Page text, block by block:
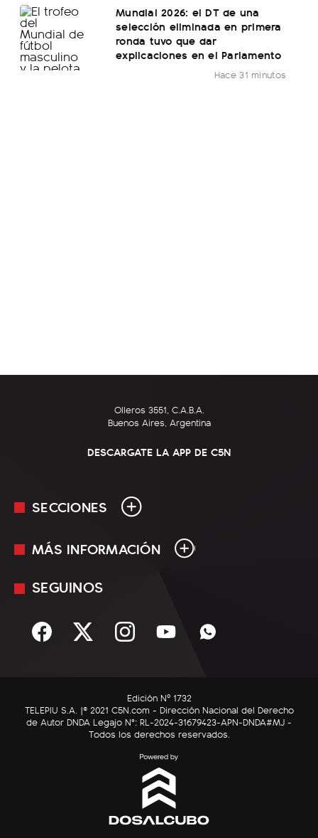
Mundial 2026: el DT de una
selección eliminada en primera
ronda tuvo que dar
explicaciones en el Parlamento
Hace 31 minutos
Olleros 3551, C.A.B.A.
Buenos Aires, Argentina
DESCARGATE LA APP DE C5N
SECCIONES
En Vivo
Sociedad
C5N Autos
RatingCero
MÁS INFORMACIÓN
Mediakit
Términos y condiciones
SEGUINOS
Edición Nº 1732
TELEPIU S.A. |© 2021 C5N.com - Dirección Nacional del Derecho
de Autor DNDA Legajo N°: RL-2024-31679423-APN-DNDA#MJ -
Todos los derechos reservados.